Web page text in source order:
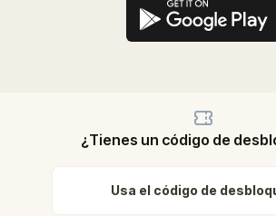
¿Tienes un código de
Usa el código de